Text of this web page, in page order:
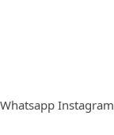
Whatsapp Instagram